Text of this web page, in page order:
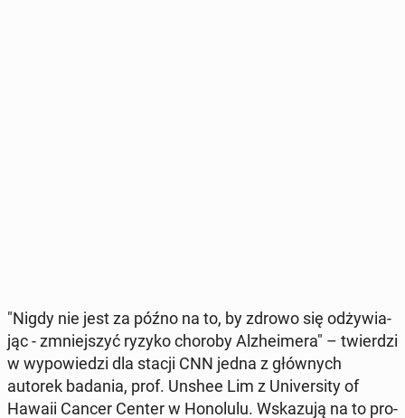
"Nigdy nie jest za późno na to, by zdrowo się od­ży­wia­
jąc - zmniej­szyć ryzyko choroby Al­zhe­ime­ra" – twier­dzi
w wy­po­wie­dzi dla stacji CNN jedna z głów­nych
autorek badania, prof. Unshee Lim z Uni­ver­si­ty of
Hawaii Cancer Center w Ho­no­lu­lu. Wska­zu­ją na to pro­